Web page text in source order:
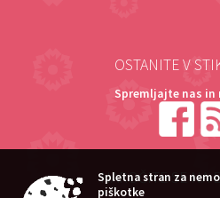
OSTANITE V
Spremljajte nas in
NAROČITE SE NA
Spletna stran za
piškotke